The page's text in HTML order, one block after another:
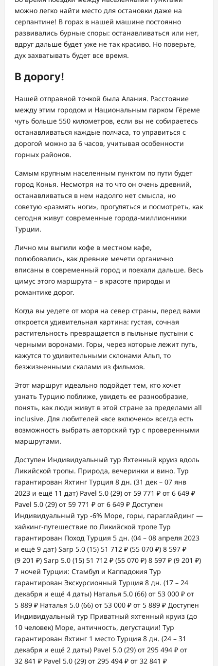
можно легко найти место для остановки даже на
серпантине! В горах в нашей машине постоянно
развивались бурные споры: останавливаться или нет,
вдруг дальше будет уже не так красиво. Но поверьте,
дух захватывать будет все время.
В дорогу!
Нашей отправной точкой была Алания. Расстояние
между этим городом и Национальным парком Гёреме
чуть больше 550 километров, если вы не собираетесь
останавливаться каждые полчаса, то управиться с
дорогой можно за 6 часов, учитывая особенности
горных районов.
Самым крупным населенным пунктом по пути будет
город Конья. Несмотря на то что он очень древний,
останавливаться в нем надолго нет смысла, но
советую «размять ноги», прогуляться и посмотреть, как
сегодня живут современные города-миллионники
Турции.
Лично мы выпили кофе в местном кафе,
полюбовались, как древние мечети органично
вписаны в современный город и поехали дальше. Весь
цимус этого маршрута – в красоте природы и
романтике дорог.
Когда вы уедете от моря на север страны, перед вами
откроется удивительная картина: густая, сочная
растительность превращается в пыльные пустыни с
черными воронами. Горы, через которые лежит путь,
кажутся то удивительными склонами Альп, то
безжизненными скалами из фильмов.
Этот маршрут идеально подойдет тем, кто хочет
узнать Турцию поближе, увидеть ее разнообразие,
понять, как люди живут в этой стране за пределами all
inclusive. Для любителей «все включено» всегда есть
возможность выбрать авторский тур с проверенными
маршрутами.
Доступен Индивидуальный тур Яхтенный круиз вдоль
Ликийской тропы. Природа, вечеринки и вино. Тур
гарантирован Яхтинг Турция 8 дн. (31 дек – 07 янв
2023 и ещё 11 дат) Pavel 5.0 (29) от 59 771 ₽ от 6 649 ₽
Pavel 5.0 (29) от 59 771 ₽ от 6 649 ₽ Доступен
Индивидуальный тур -6% Море, горы, параглайдинг —
хайкинг-путешествие по Ликийской тропе Тур
гарантирован Поход Турция 5 дн. (04 – 08 апреля 2023
и ещё 9 дат) Sarp 5.0 (15) 51 712 ₽ (55 070 ₽) 8 597 ₽
(9 201 ₽) Sarp 5.0 (15) 51 712 ₽ (55 070 ₽) 8 597 ₽ (9 201 ₽)
7 ночей Турции: Стамбул и Каппадокия Тур
гарантирован Экскурсионный Турция 8 дн. (17 – 24
декабря и ещё 4 даты) Наталья 5.0 (66) от 53 000 ₽ от
5 889 ₽ Наталья 5.0 (66) от 53 000 ₽ от 5 889 ₽ Доступен
Индивидуальный тур Приватный яхтенный круиз (до
10 человек) Море, античность, дегустации! Тур
гарантирован Яхтинг 1 место Турция 8 дн. (24 – 31
декабря и ещё 2 даты) Pavel 5.0 (29) от 295 494 ₽ от
32 841 ₽ Pavel 5.0 (29) от 295 494 ₽ от 32 841 ₽